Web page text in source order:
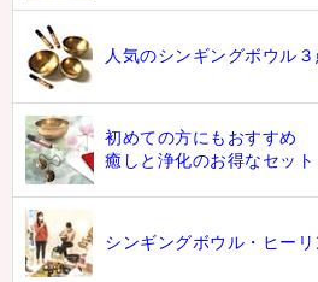
人気のシンギングボウル３
初めての方にもおすすめ
癒しと浄化のお得なセット
シンギングボウル・ヒー